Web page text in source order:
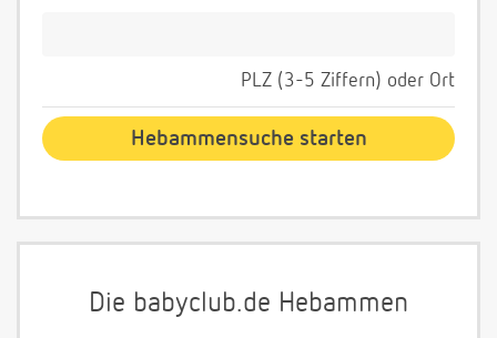
PLZ (3-5 Ziffern) oder Ort
Die babyclub.de Hebammen